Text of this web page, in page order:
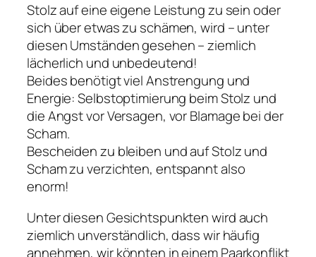
Stolz auf eine eigene Leistung zu sein oder
sich über etwas zu schämen, wird – unter
diesen Umständen gesehen – ziemlich
lächerlich und unbedeutend!
Beides benötigt viel Anstrengung und
Energie: Selbstoptimierung beim Stolz und
die Angst vor Versagen, vor Blamage bei der
Scham.
Bescheiden zu bleiben und auf Stolz und
Scham zu verzichten, entspannt also
enorm!
Unter diesen Gesichtspunkten wird auch
ziemlich unverständlich, dass wir häufig
annehmen, wir könnten in einem Paarkonflikt